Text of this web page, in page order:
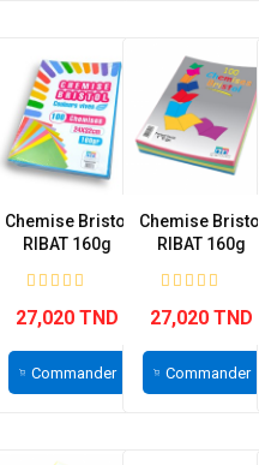
Chemise Bristol
RIBAT 160g
27,020 TND
Commander
Chemise Bristol
RIBAT 160g
27,020 TND
Commander